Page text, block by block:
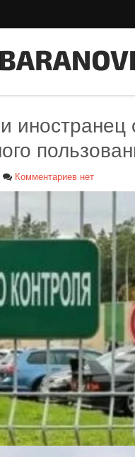
иностранец
Комментариев нет